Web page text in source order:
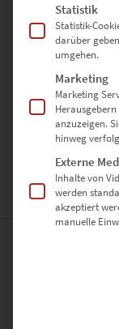
Jetzt
Midnight
Tiefe in
Hinweis:Das Bild
dazu unser
ZUSÄTZLICHE
Statistik
Statistik-
darüber
umgehen.
Marketing
Marketing
anzuzeigen.
hinweg
Externe
Inhalte von
werden
akzeptiert
manuelle